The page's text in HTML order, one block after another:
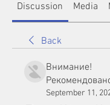
Discussion Media
Back
Внимание!
September 11,